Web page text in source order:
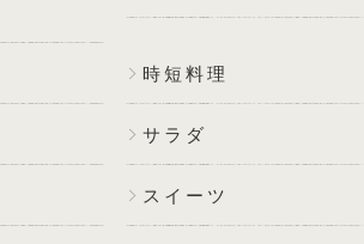
時短料理
サラダ
スイーツ